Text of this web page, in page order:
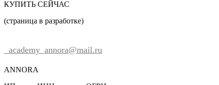
КУПИТЬ СЕЙЧАС
(страница в разработке)
24academy_annora@mail.ru
ANNORA